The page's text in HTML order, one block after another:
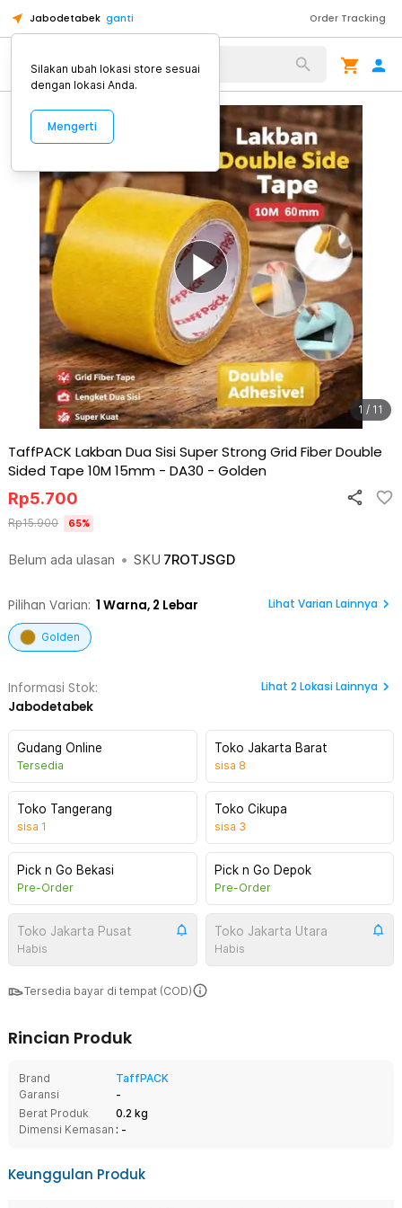
Jabodetabek ganti Order Tracking
Alat Kopi
1 / 11
TaffPACK Lakban Dua Sisi Super Strong Grid Fiber Double
Sided Tape 10M 15mm - DA30 - Golden
Belum ada ulasan • SKU 7ROTJSGD
Rp5.700
Rp15.900 65%
Pilihan Varian: 1 Warna, 2 Lebar Lihat Varian Lainnya
Golden
Informasi Stok:
Jabodetabek
Lihat 2Lokasi Lainnya
Gudang Online
Tersedia
Toko Jakarta Barat
sisa 8
Toko Tangerang
sisa 1
Toko Cikupa
sisa 3
Pick n Go Bekasi
Pre-Order
Pick n Go Depok
Pre-Order
Toko Jakarta Pusat
Habis
Toko Jakarta Utara
Habis
Tersedia bayar di tempat (COD)
Rincian Produk
Brand
TaffPACK
Garansi
-
Berat Produk
0.2 kg
Dimensi Kemasan : -
Keunggulan Produk
Silakan ubah lokasi store sesuai
dengan lokasi Anda.
Mengerti